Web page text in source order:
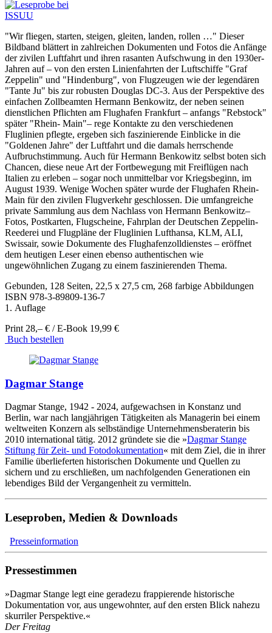
"Wir fliegen, starten, steigen, gleiten, landen, rollen …" Dieser
Bildband blättert in zahlreichen Dokumenten und Fotos die Anfänge
der zivilen Luftfahrt und ihren rasanten Aufschwung in den 1930er-
Jahren auf – von den ersten Linienfahrten der Luftschiffe "Graf
Zeppelin" und "Hindenburg", von Flugzeugen wie der legendären
"Tante Ju" bis zur robusten Douglas DC-3. Aus der Perspektive des
einfachen Zollbeamten Hermann Benkowitz, der neben seinen
dienstlichen Pflichten am Flughafen Frankfurt – anfangs "Rebstock"
später "Rhein- Main"– rege Kontakte zu den verschiedenen
Fluglinien pflegte, ergeben sich faszinierende Einblicke in die
"Goldenen Jahre" der Luftfahrt und die damals herrschende
Aufbruchstimmung. Auch für Hermann Benkowitz selbst boten sich
Chancen, diese neue Art der Fortbewegung mit Freiflügen nach
Italien zu erleben – sogar noch unmittelbar vor Kriegsbeginn, im
August 1939. Wenige Wochen später wurde der Flughafen Rhein-
Main für den zivilen Flugverkehr geschlossen. Die umfangreiche
private Sammlung aus dem Nachlass von Hermann Benkowitz–
Fotos, Postkarten, Flugscheine, Fahrplan der Deutschen Zeppelin-
Reederei und Flugpläne der Fluglinien Lufthansa, KLM, ALI,
Swissair, sowie Dokumente des Flughafenzolldienstes – eröffnet
dem heutigen Leser einen ebenso authentischen wie
ungewöhnlichen Zugang zu einem faszinierenden Thema.
Gebunden, 128 Seiten, 22,5 x 27,5 cm, 268 farbige Abbildungen
ISBN 978-3-89809-136-7
1. Auflage
Print 28,– € / E-Book 19,99 €
Buch bestellen
Dagmar Stange
Dagmar Stange, 1942 - 2024, aufgewachsen in Konstanz und
Berlin, war nach langjährigen Tätigkeiten als Managerin bei einem
weltweiten Konzern als selbständige Unternehmensberaterin bis
2010 international tätig. 2012 gründete sie die »Dagmar Stange
Stiftung für Zeit- und Fotodokumentation« mit dem Ziel, die in ihrer
Familie überlieferten historischen Dokumente und Quellen zu
sichern und zu erschließen, um nachfolgenden Generationen ein
lebendiges Bild der Vergangenheit zu vermitteln.
Leseproben, Medien & Downloads
Presseinformation
Pressestimmen
»Dagmar Stange legt eine geradezu frappierende historische
Dokumentation vor, aus ungewohnter, auf den ersten Blick nahezu
skurriler Perspektive.«
Der Freitag